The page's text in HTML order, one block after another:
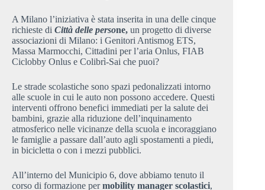
A Milano l’iniziativa è stata inserita in una delle cinque
richieste di Città delle persone, un progetto di diverse
associazioni di Milano: i Genitori Antismog ETS,
Massa Marmocchi, Cittadini per l’aria Onlus, FIAB
Ciclobby Onlus e Colibrì-Sai che puoi?
Le strade scolastiche sono spazi pedonalizzati intorno
alle scuole in cui le auto non possono accedere. Questi
interventi offrono benefici immediati per la salute dei
bambini, grazie alla riduzione dell’inquinamento
atmosferico nelle vicinanze della scuola e incoraggiano
le famiglie a passare dall’auto agli spostamenti a piedi,
in bicicletta o con i mezzi pubblici.
All’interno del Municipio 6, dove abbiamo tenuto il
corso di formazione permobility manager scolastici,